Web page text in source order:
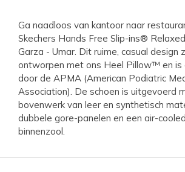
Ga naadloos van kantoor naar
Skechers Hands Free Slip-ins®
Garza - Umar. Dit ruime, casual design
ontworpen met ons Heel Pillow™ en is
door de APMA (American Podiatric
Association). De schoen is uitgevoerd
bovenwerk van leer en synthetisch
dubbele gore-panelen en een air-
binnenzool.